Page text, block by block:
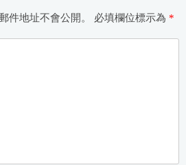
件地址不會公開。 必填欄位標示為 *